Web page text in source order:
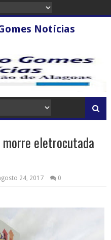
Notícias
morre eletrocutada
24, 2017 0